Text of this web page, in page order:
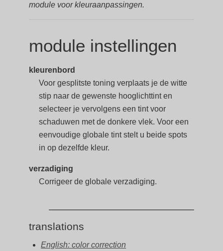
module voor kleuraanpassingen.
module instellingen
kleurenbord
Voor gesplitste toning verplaats je de witte
stip naar de gewenste hooglichttint en
selecteer je vervolgens een tint voor
schaduwen met de donkere vlek. Voor een
eenvoudige globale tint stelt u beide spots
in op dezelfde kleur.
verzadiging
Corrigeer de globale verzadiging.
translations
English: color correction